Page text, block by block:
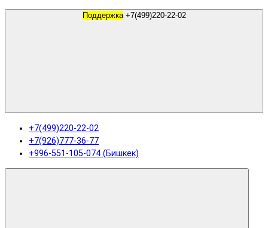
Поддержка +7(499)220-22-02
+7(499)220-22-02
+7(926)777-36-77
+996-551-105-074 (Бишкек)